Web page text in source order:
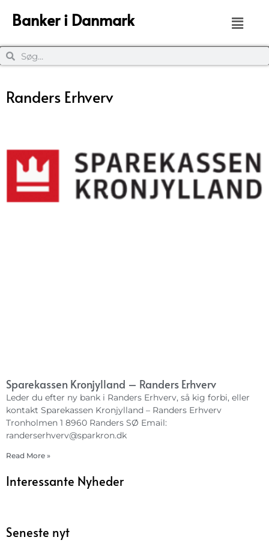
Banker i Danmark
Randers Erhverv
Sparekassen Kronjylland – Randers Erhverv
Leder du efter ny bank i Randers Erhverv, så kig forbi, eller
kontakt Sparekassen Kronjylland – Randers Erhverv
Tronholmen 1 8960 Randers SØ Email:
randerserhverv@sparkron.dk
Read More »
Interessante Nyheder
Seneste nyt